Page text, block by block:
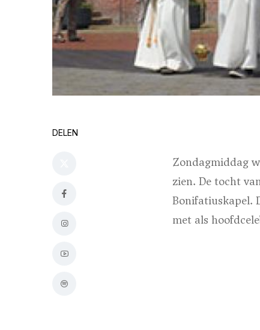
DELEN
Zondagmiddag
zien. De tocht
Bonifatiuskapel.
met als